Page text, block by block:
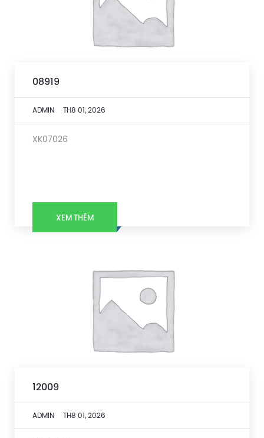
08919
ADMIN TH8 01, 2026
XK07026
XEM THÊM
12009
ADMIN TH8 01, 2026